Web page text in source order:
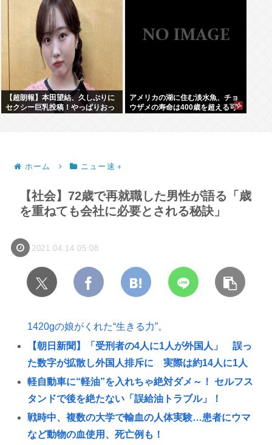
【超朗報】本田望結、久しぶりに
セクシー巨乳投稿！やっぱりおっ
アメリカの湖に住む淡水魚、チョ
ウザメの寿命は400歳を超える可
ホーム ニュー速＋
【社会】72歳で再就職した男性が語る「歳
を重ねても会社に必要とされる秘訣」
2021.04.14 05:08
1420gの娘がくれた“生きる力”。
【朝日新聞】「受刑者の4人に1人が外国人」 誤っ
た数字が拡散し外国人排斥に 実際は約14人に1人
軽自動車に“軽油”を入れちゃ絶対ダメ～！ セルフス
タンドで後を絶たない「誤給油トラブル」！
戦時中、複数の大学で輸血の人体実験…患者にウマ
など動物の血使用、死亡例も！